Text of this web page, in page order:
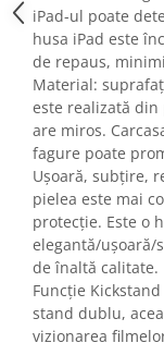
Imbracaminte si
Incaltaminte barbati
Incaltaminte femei
Ochelari de soare
Ochelari de vedere
Gaming, Carti &
Birotica & Papetarie
Console, Jocuri &
Ingrijire personala
Accesorii aparate
Accesorii aparate
Aparate &
iPad-ul poate
husa iPad este
de repaus,
Material:
este realizată
are miros.
fagure poate
Ușoară, subțire,
pielea este mai
protecție. Este o
elegantă/ușoară/
de înaltă calitate.
Funcție
stand dublu,
vizionarea